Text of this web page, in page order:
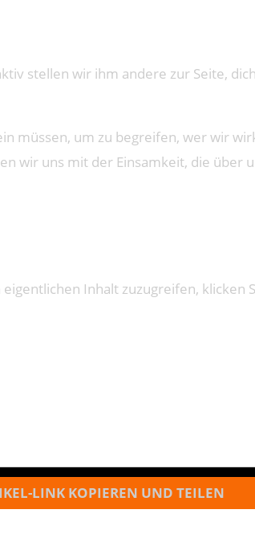
stellen wir ihm andere zur Seite,
müssen, um zu begreifen, wer wir
wir uns mit der Einsamkeit, die über
Inhalt zuzugreifen, klicken
LINK KOPIEREN UND TEILEN